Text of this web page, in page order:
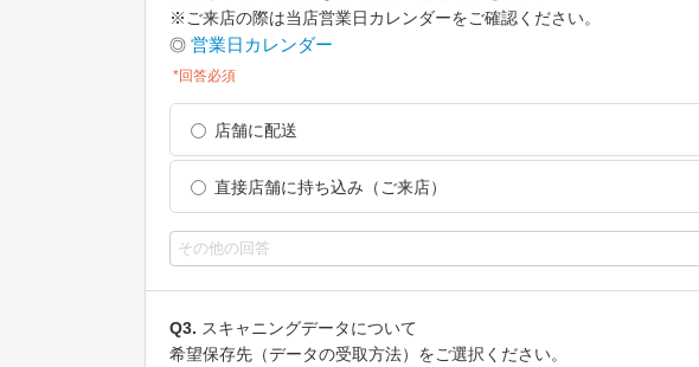
※ご来店の際は当店営業日カレンダーをご確認ください。
◎ 営業日カレンダー
*回答必須
店舗に配送
直接店舗に持ち込み（ご来店）
Q3. スキャニングデータについて
希望保存先（データの受取方法）をご選択ください。